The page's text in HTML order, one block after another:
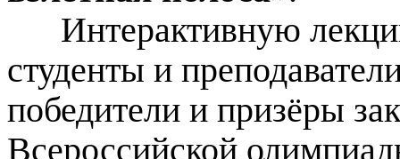
Интерактивную
студенты и
победители и призёры
Всероссийской